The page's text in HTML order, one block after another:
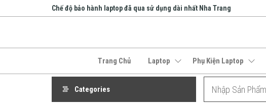
content
Chế độ bảo hành laptop đã qua sử dụng dài nhất Nha Trang
ComputerTrang Chủ Laptop Phụ Kiện Laptop
Categories